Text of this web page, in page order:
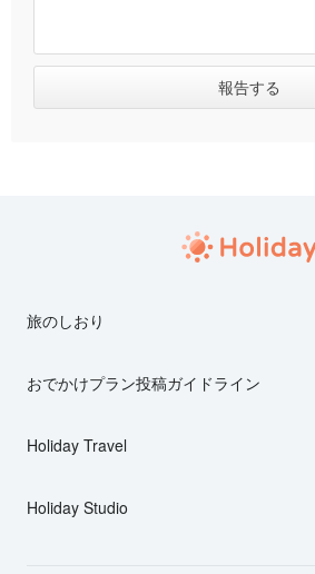
旅のしおり
おでかけプラン投稿ガイドライン
Holiday Travel
Holiday Studio